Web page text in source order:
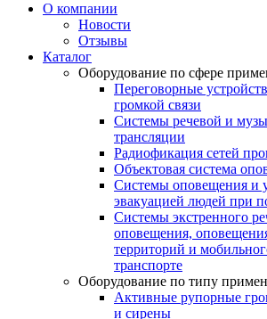
О компании
Новости
Отзывы
Каталог
Оборудование по сфере
Переговорные
громкой связи
Системы речевой и
трансляции
Радиофикация сетей
Объектовая система
Системы оповещения и
эвакуацией людей при
Системы экстренного
оповещения,
территорий и
транспорте
Оборудование по типу
Активные рупорные
и сирены